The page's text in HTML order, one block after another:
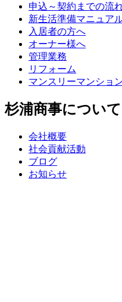
申込～契約までの流
新生活準備マニュア
入居者の方へ
オーナー様へ
管理業務
リフォーム
マンスリーマンショ
杉浦商事について
会社概要
社会貢献活動
ブログ
お知らせ